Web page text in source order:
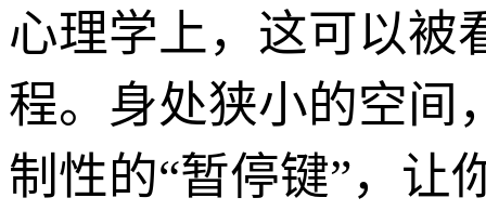
心理学上，这可以被
程。身处狭小的空间
制性的“暂停键”，让